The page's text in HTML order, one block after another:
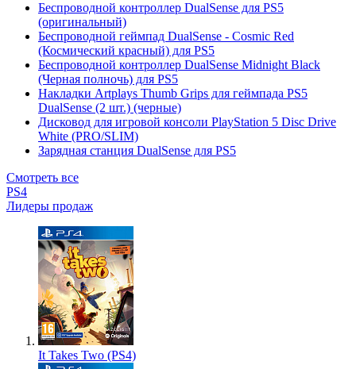
Беспроводной контроллер DualSense для PS5
(оригинальный)
Беспроводной геймпад DualSense - Cosmic Red
(Космический красный) для PS5
Беспроводной контроллер DualSense Midnight Black
(Черная полночь) для PS5
Накладки Artplays Thumb Grips для геймпада PS5
DualSense (2 шт.) (черные)
Дисковод для игровой консоли PlayStation 5 Disc Drive
White (PRO/SLIM)
Зарядная станция DualSense для PS5
Смотреть все
PS4
Лидеры продаж
It Takes Two (PS4)